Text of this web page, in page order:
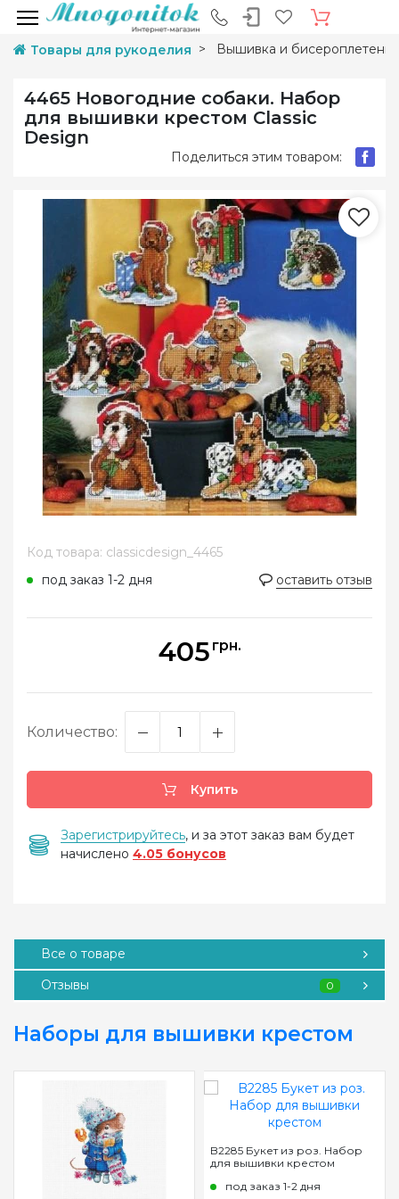
Товары для рукоделия Вышивка и
4465 Новогодние собаки. Набор
для вышивки крестом Classic
Design
Поделиться этим товаром:
Код товара: classicdesign_4465
под заказ 1-2 дня
оставить отзыв
405 грн.
Количество:
Купить
Зарегистрируйтесь, и за этот заказ вам будет
начислено 4.05 бонусов
Все о товаре
Отзывы
0
Наборы для вышивки крестом
B2285 Букет из роз. Набор
для вышивки крестом
под заказ 1-2 дня